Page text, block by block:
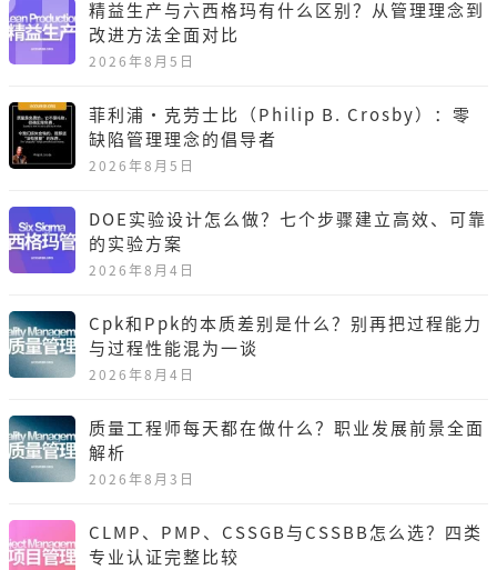
精益生产与六西格玛有什么区别？从管理理念到
改进方法全面对比
2026年8月5日
菲利浦·克劳士比（Philip B. Crosby）：零
缺陷管理理念的倡导者
2026年8月5日
DOE实验设计怎么做？七个步骤建立高效、可靠
的实验方案
2026年8月4日
Cpk和Ppk的本质差别是什么？别再把过程能力
与过程性能混为一谈
2026年8月4日
质量工程师每天都在做什么？职业发展前景全面
解析
2026年8月3日
CLMP、PMP、CSSGB与CSSBB怎么选？四类
专业认证完整比较